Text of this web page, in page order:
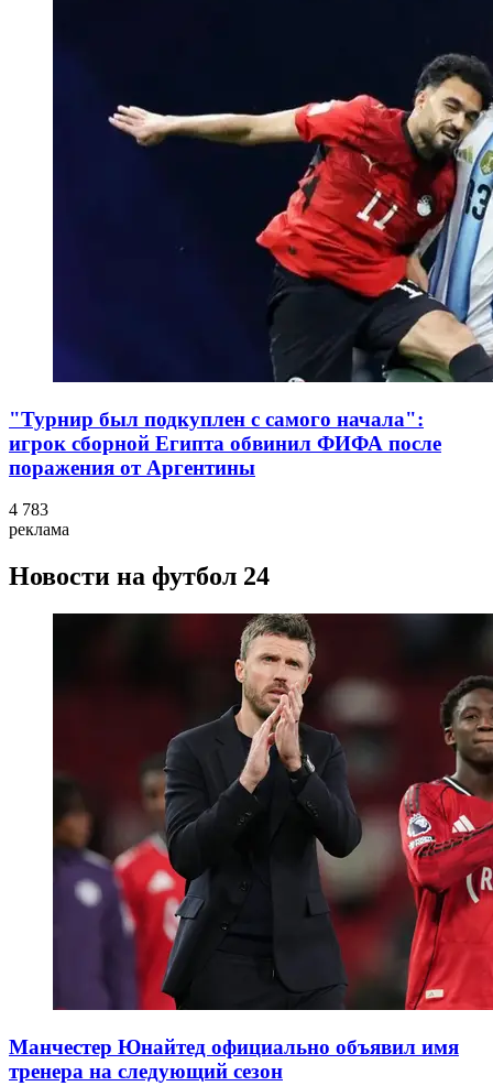
"Турнир был подкуплен с самого начала":
игрок сборной Египта обвинил ФИФА после
поражения от Аргентины
4 783
реклама
Новости на футбол 24
Манчестер Юнайтед официально объявил имя
тренера на следующий сезон